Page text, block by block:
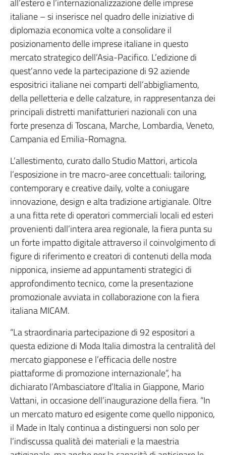
italiane – si inserisce nel quadro delle iniziative di
diplomazia economica volte a consolidare il
posizionamento delle imprese italiane in questo
mercato strategico dell’Asia-Pacifico. L’edizione di
quest’anno vede la partecipazione di 92 aziende
espositrici italiane nei comparti dell’abbigliamento,
della pelletteria e delle calzature, in rappresentanza dei
principali distretti manifatturieri nazionali con una
forte presenza di Toscana, Marche, Lombardia, Veneto,
Campania ed Emilia-Romagna.
L’allestimento, curato dallo Studio Mattori, articola
l’esposizione in tre macro-aree concettuali: tailoring,
contemporary e creative daily, volte a coniugare
innovazione, design e alta tradizione artigianale. Oltre
a una fitta rete di operatori commerciali locali ed esteri
provenienti dall’intera area regionale, la fiera punta su
un forte impatto digitale attraverso il coinvolgimento di
figure di riferimento e creatori di contenuti della moda
nipponica, insieme ad appuntamenti strategici di
approfondimento tecnico, come la presentazione
promozionale avviata in collaborazione con la fiera
italiana MICAM.
“La straordinaria partecipazione di 92 espositori a
questa edizione di Moda Italia dimostra la centralità del
mercato giapponese e l’efficacia delle nostre
piattaforme di promozione internazionale”, ha
dichiarato l’Ambasciatore d’Italia in Giappone, Mario
Vattani, in occasione dell’inaugurazione della fiera. “In
un mercato maturo ed esigente come quello nipponico,
il Made in Italy continua a distinguersi non solo per
l’indiscussa qualità dei materiali e la maestria